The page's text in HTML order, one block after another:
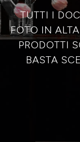
TUTTI I
FOTO IN
PRODOTTI
BASTA